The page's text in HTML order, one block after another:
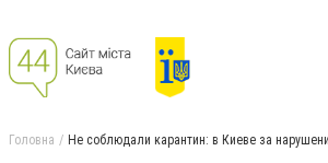
Головна Не соблюдали карантин: в Киеве за